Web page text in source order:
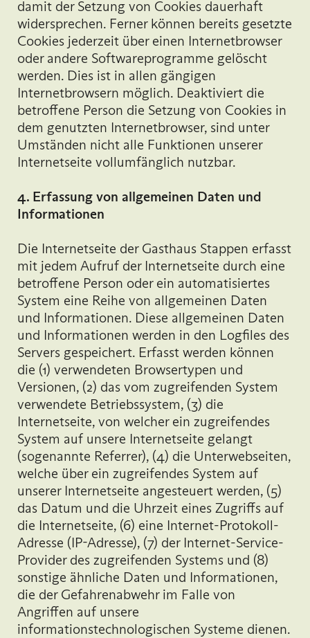
damit der Setzung von Cookies dauerhaft
widersprechen. Ferner können bereits gesetzte
Cookies jederzeit über einen Internetbrowser
oder andere Softwareprogramme gelöscht
werden. Dies ist in allen gängigen
Internetbrowsern möglich. Deaktiviert die
betroffene Person die Setzung von Cookies in
dem genutzten Internetbrowser, sind unter
Umständen nicht alle Funktionen unserer
Internetseite vollumfänglich nutzbar.
4. Erfassung von allgemeinen Daten und
Informationen
Die Internetseite der Gasthaus Stappen erfasst
mit jedem Aufruf der Internetseite durch eine
betroffene Person oder ein automatisiertes
System eine Reihe von allgemeinen Daten
und Informationen. Diese allgemeinen Daten
und Informationen werden in den Logfiles des
Servers gespeichert. Erfasst werden können
die (1) verwendeten Browsertypen und
Versionen, (2) das vom zugreifenden System
verwendete Betriebssystem, (3) die
Internetseite, von welcher ein zugreifendes
System auf unsere Internetseite gelangt
(sogenannte Referrer), (4) die Unterwebseiten,
welche über ein zugreifendes System auf
unserer Internetseite angesteuert werden, (5)
das Datum und die Uhrzeit eines Zugriffs auf
die Internetseite, (6) eine Internet-Protokoll-
Adresse (IP-Adresse), (7) der Internet-Service-
Provider des zugreifenden Systems und (8)
sonstige ähnliche Daten und Informationen,
die der Gefahrenabwehr im Falle von
Angriffen auf unsere
informationstechnologischen Systeme dienen.